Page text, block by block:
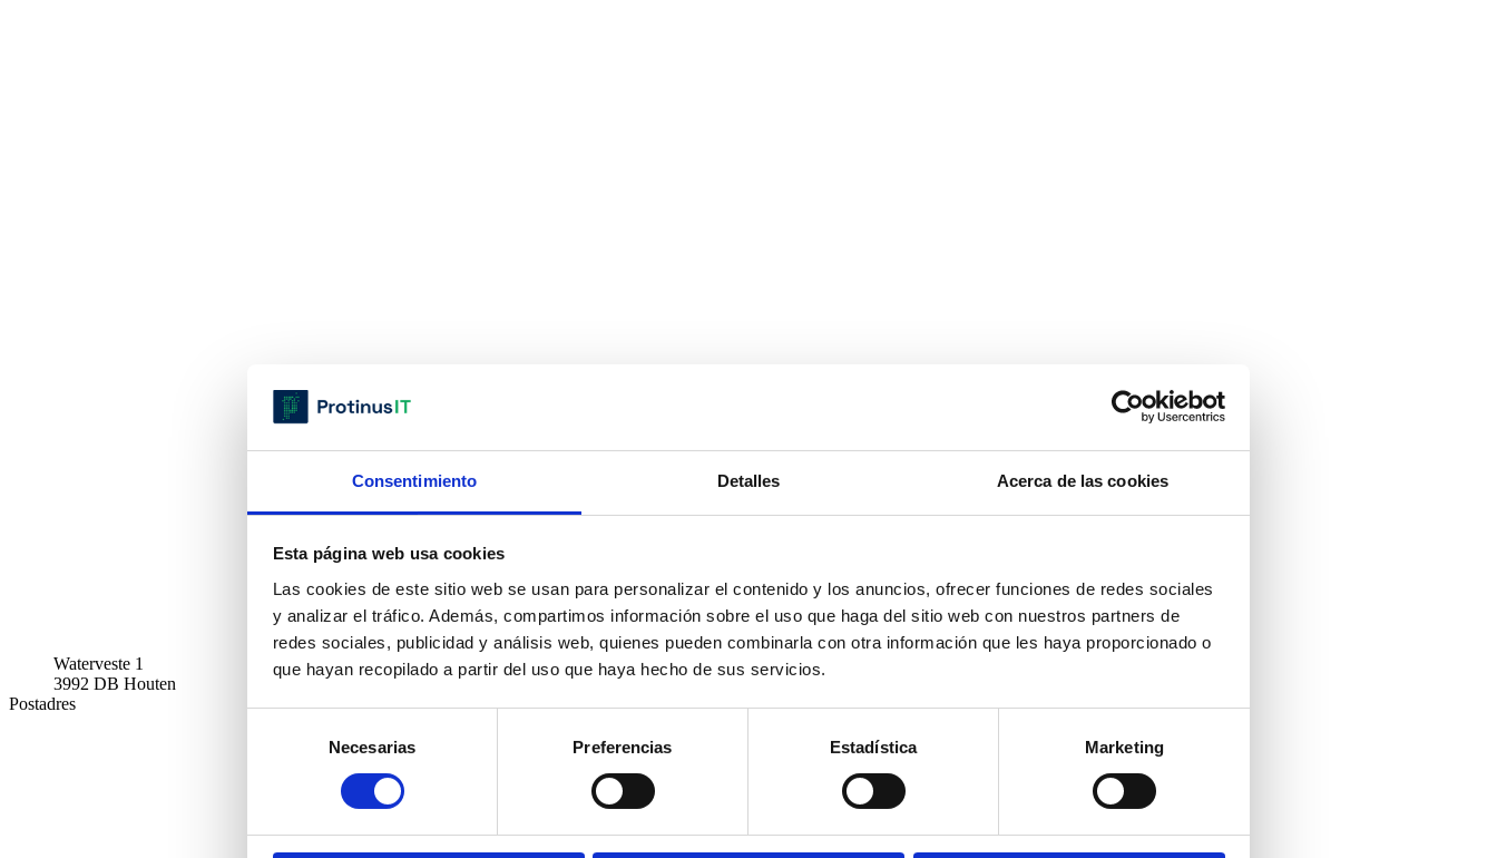
Consentimiento Detalles Acerca de las cookies
Esta página web usa cookies
Las cookies de este sitio web se usan para personalizar el contenido y los anuncios, ofrecer funciones de redes sociales
y analizar el tráfico. Además, compartimos información sobre el uso que haga del sitio web con nuestros partners de
redes sociales, publicidad y análisis web, quienes pueden combinarla con otra información que les haya proporcionado o
que hayan recopilado a partir del uso que haya hecho de sus servicios.
consentimiento
Necesarias Preferencias Estadística Marketing
Waterveste 1
3992 DB Houten
Postadres